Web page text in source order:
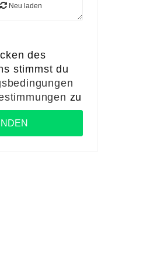
Neu laden
des
stimmst du
zu